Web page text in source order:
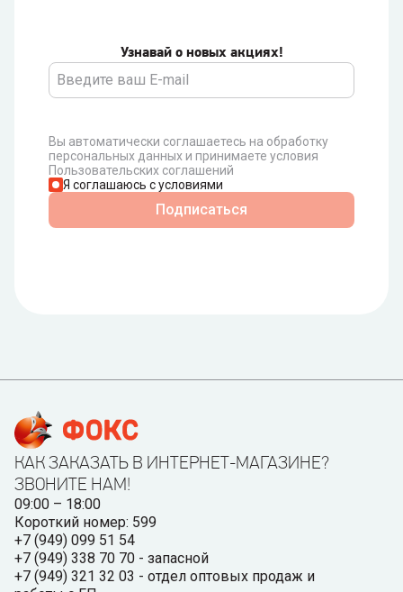
Узнавай о новых акциях!
Вы автоматически соглашаетесь на обработку
персональных данных и принимаете условия
Пользовательских соглашений
Я соглашаюсь с условиями
Подписаться
КАК ЗАКАЗАТЬ В ИНТЕРНЕТ-МАГАЗИНЕ?
ЗВОНИТЕ НАМ!
09:00 – 18:00
Короткий номер: 599
+7 (949) 099 51 54
+7 (949) 338 70 70 - запасной
+7 (949) 321 32 03 - отдел оптовых продаж и